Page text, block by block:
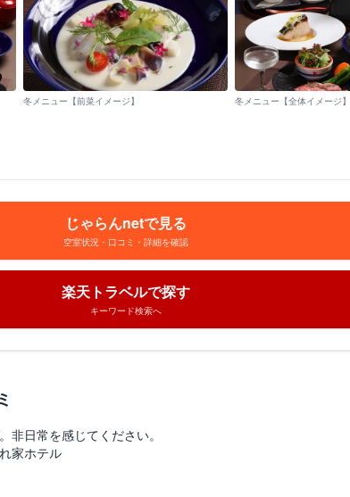
冬メニュー【前菜イメージ】 冬メニュー【全体イメージ】
じゃらんnetで見る
空室状況・口コミ・詳細を確認
楽天トラベルで探す
キーワード検索へ
非日常を感じてください。
家ホテル